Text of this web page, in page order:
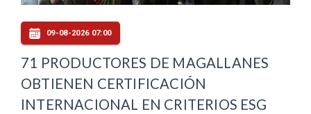
09-08-2026 07:00
71 PRODUCTORES DE MAGALLANES
OBTIENEN CERTIFICACIÓN
INTERNACIONAL EN CRITERIOS ESG